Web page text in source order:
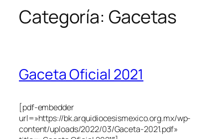
Categoría: Gacetas
Gaceta Oficial 2021
[pdf-embedder
url=»https://bk.arquidiocesismexico.org.mx/wp-
content/uploads/2022/03/Gaceta-2021.pdf»